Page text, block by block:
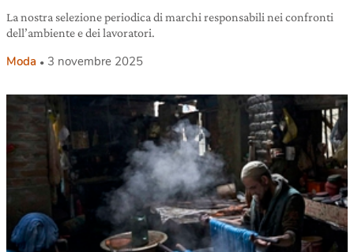
La nostra selezione periodica di marchi responsabili nei confronti
dell’ambiente e dei lavoratori.
Moda 3 novembre 2025